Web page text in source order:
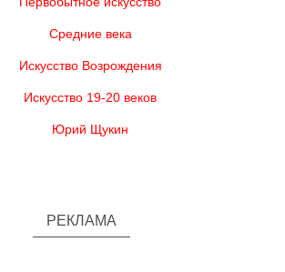
Средние века
Искусство Возрождения
Искусство 19-20 веков
Юрий Щукин
РЕКЛАМА